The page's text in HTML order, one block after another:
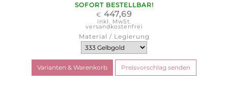
SOFORT BESTELLBAR!
€ 447,69
inkl. MwSt.
versandkostenfrei
Material / Legierung